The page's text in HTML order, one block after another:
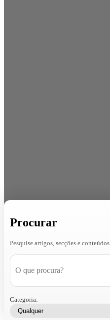
Procurar
Pesquise artigos, secções e conteúdos
Categoria: